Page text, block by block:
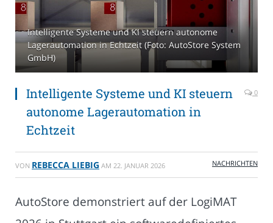
Intelligente Systeme und KI steuern autonome
Lagerautomation in Echtzeit (Foto: AutoStore System
GmbH)
Intelligente Systeme und KI steuern
autonome Lagerautomation in
Echtzeit
0
VON REBECCA LIEBIG AM 22. JANUAR 2026 NACHRICHTEN
AutoStore demonstriert auf der LogiMAT